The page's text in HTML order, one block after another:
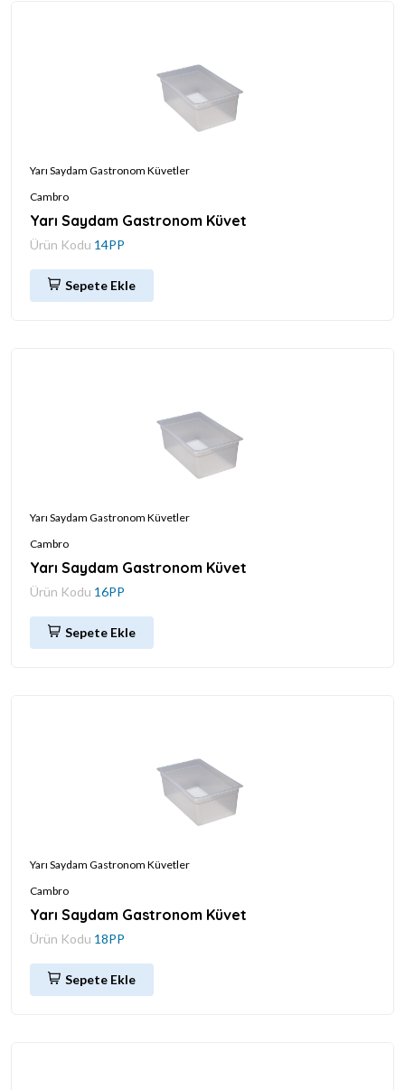
Yarı Saydam Gastronom Küvetler
Cambro
Yarı Saydam Gastronom Küvet
Ürün Kodu 14PP
Sepete Ekle
Yarı Saydam Gastronom Küvetler
Cambro
Yarı Saydam Gastronom Küvet
Ürün Kodu 16PP
Sepete Ekle
Yarı Saydam Gastronom Küvetler
Cambro
Yarı Saydam Gastronom Küvet
Ürün Kodu 18PP
Sepete Ekle